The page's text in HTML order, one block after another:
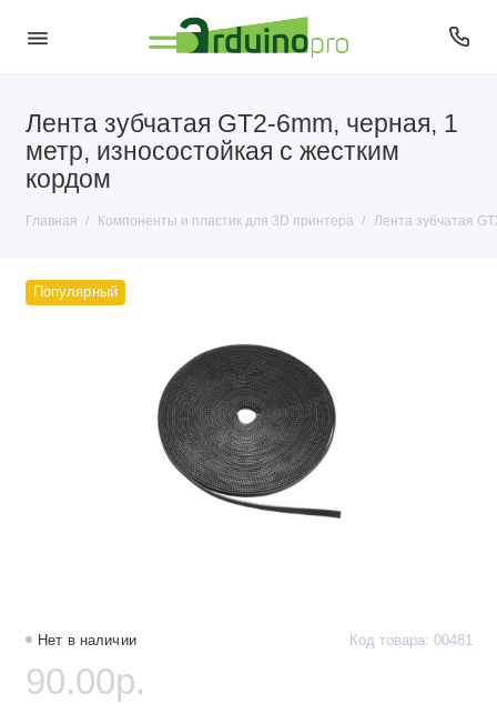
Лента зубчатая GT2-6mm, черная, 1
метр, износостойкая с жестким
кордом
Главная Компоненты и пластик для 3D принтера Лента зубчатая
Пластик для 3D печати
Популярный
Нет в наличии Код товара: 00481
90.00р.